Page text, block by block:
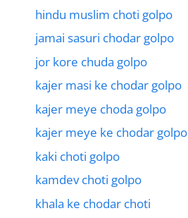
hindu muslim choti golpo
jamai sasuri chodar golpo
jor kore chuda golpo
kajer masi ke chodar golpo
kajer meye choda golpo
kajer meye ke chodar golpo
kaki choti golpo
kamdev choti golpo
khala ke chodar choti